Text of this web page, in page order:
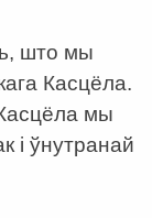
што мы
Касцёла.
мы
і ўнутранай